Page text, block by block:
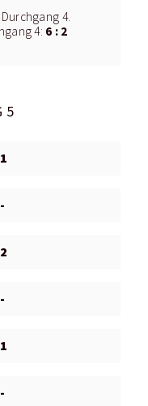
4.
4: 6 : 2
5
1
-
2
-
1
-